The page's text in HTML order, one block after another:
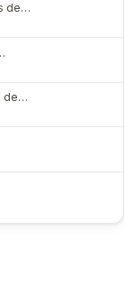
de…
de…